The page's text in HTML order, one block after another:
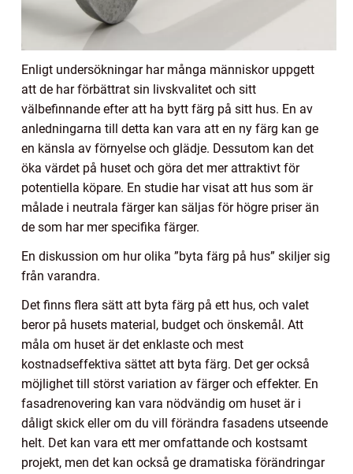
Enligt undersökningar har många människor uppgett
att de har förbättrat sin livskvalitet och sitt
välbefinnande efter att ha bytt färg på sitt hus. En av
anledningarna till detta kan vara att en ny färg kan ge
en känsla av förnyelse och glädje. Dessutom kan det
öka värdet på huset och göra det mer attraktivt för
potentiella köpare. En studie har visat att hus som är
målade i neutrala färger kan säljas för högre priser än
de som har mer specifika färger.
En diskussion om hur olika ”byta färg på hus” skiljer sig
från varandra.
Det finns flera sätt att byta färg på ett hus, och valet
beror på husets material, budget och önskemål. Att
måla om huset är det enklaste och mest
kostnadseffektiva sättet att byta färg. Det ger också
möjlighet till störst variation av färger och effekter. En
fasadrenovering kan vara nödvändig om huset är i
dåligt skick eller om du vill förändra fasadens utseende
helt. Det kan vara ett mer omfattande och kostsamt
projekt, men det kan också ge dramatiska förändringar